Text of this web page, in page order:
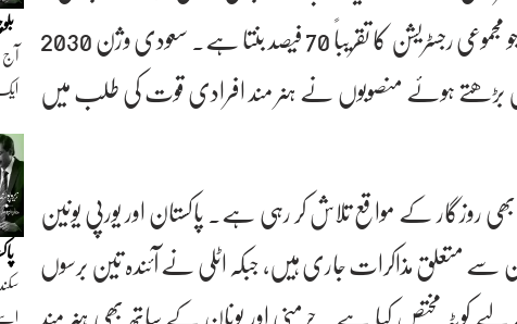
لاکھ 30 ہزار 256 کارکن روزگار کے لیے گئے، جو مجموعی رجسٹریشن کا تقریباً 70 فیصد بنتا ہے۔ سعودی وژن 2030
ہوئے منصوبوں نے ہنر مند افرادی قوت کی طلب میں
روزگار کے مواقع تلاش کر رہی ہے۔ پاکستان اور یورپی یونین
مذاکرات جاری ہیں، جبکہ اٹلی نے آئندہ تین برسوں